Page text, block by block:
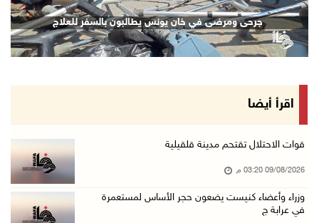
سلطات الاحتلال تقر باستشهاد الأسير ايهاب ديا ...
09/آب/2026 01:56 م
تحذيرات من الفيضانات مع اتجاه الإعصار "دولفين ...
الاحتلال يعتقل شابا من العيسوية شمال القدس
مستعمرون يقطعون عشرات الأشجار المثمرة في خربة ...
09/آب/2026 01:13 م
09/آب/2026 01:06 م
جرحى ومرضى في خان يونس يطالبون بالسفر للعلاج
اقرأ أيضا
قوات الاحتلال تقتحم مدينة قلقيلية
09/08/2026 03:20 م
وزراء وأعضاء كنيست يضعون حجر الأساس لمستعمرة
في عرابة ج